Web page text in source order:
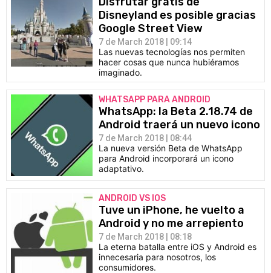
Disneyland es posible gracias
Google Street View
7 de March 2018 | 09:14
Las nuevas tecnologías nos permiten
hacer cosas que nunca hubiéramos
imaginado.
WHATSAPP PARA ANDROID
WhatsApp: la Beta 2.18.74 de
Android traerá un nuevo icono
7 de March 2018 | 08:44
La nueva versión Beta de WhatsApp
para Android incorporará un icono
adaptativo.
ANDROID VS IOS
Tuve un iPhone, he vuelto a
Android y no me arrepiento
7 de March 2018 | 08:18
La eterna batalla entre iOS y Android es
innecesaria para nosotros, los
consumidores.